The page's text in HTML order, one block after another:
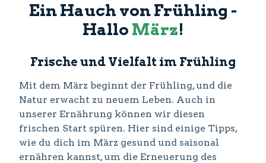
Ein Hauch von Frühling -
Hallo März!
Frische und Vielfalt im Frühling
Mit dem März beginnt der Frühling, und die
Natur erwacht zu neuem Leben. Auch in
unserer Ernährung können wir diesen
frischen Start spüren. Hier sind einige Tipps,
wie du dich im März gesund und saisonal
ernähren kannst, um die Erneuerung des